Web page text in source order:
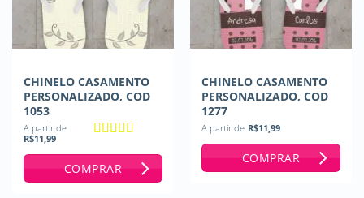
CHINELO CASAMENTO
PERSONALIZADO, COD
1053
A partir de
R$11,99
COMPRAR
CHINELO CASAMENTO
PERSONALIZADO, COD
1277
A partir de R$11,99
COMPRAR